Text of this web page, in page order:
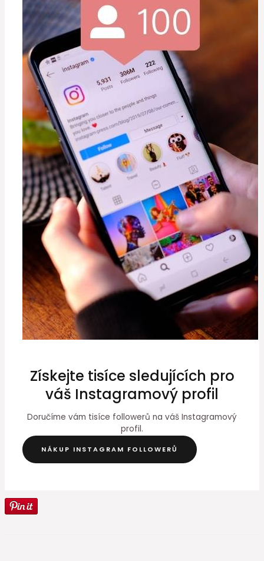
Získejte tisíce sledujících pro
váš Instagramový profil
Doručíme vám tisíce followerů na váš Instagramový
profil.
NÁKUP INSTAGRAM FOLLOWERŮ